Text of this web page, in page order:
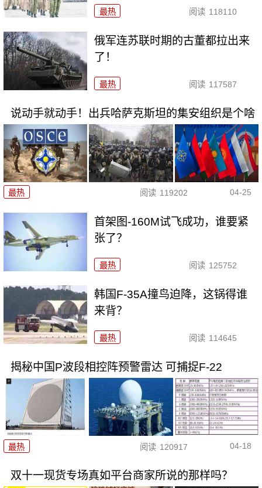
最热 阅读 118110
俄军连苏联时期的古董都拉出来
了！
最热 阅读 117587
说动手就动手！出兵哈萨克斯坦的集安组织是个啥
最热 阅读 119202 04-25
首架图-160M试飞成功，谁要紧
张了？
最热 阅读 125752
韩国F-35A撞鸟迫降，这锅得谁
来背？
最热 阅读 114645
揭秘中国P波段相控阵预警雷达 可捕捉F-22
最热 阅读 120917 04-18
双十一现货专场真如平台商家所说的那样吗？